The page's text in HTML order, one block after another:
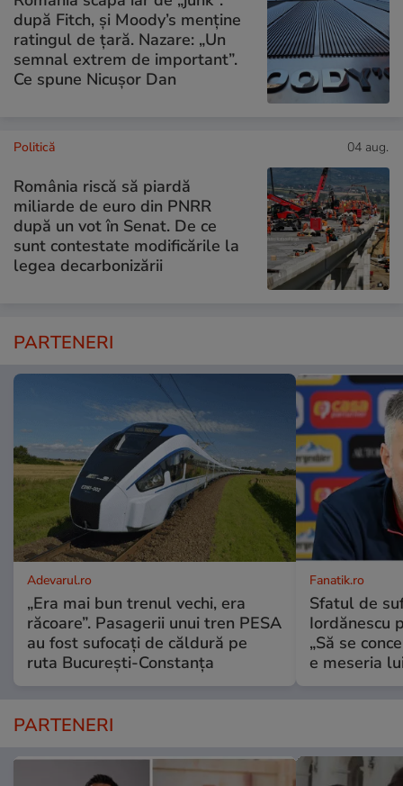
după Fitch, și Moody’s menține
ratingul de țară. Nazare: „Un
semnal extrem de important”.
Ce spune Nicușor Dan
Politică 04 aug.
România riscă să piardă
miliarde de euro din PNRR
după un vot în Senat. De ce
sunt contestate modificările la
legea decarbonizării
PARTENERI
Adevarul.ro
„Era mai bun trenul vechi, era
răcoare”. Pasagerii unui tren PESA
au fost sufocați de căldură pe
ruta București-Constanța
Fanatik.ro
Sfatul de
Iordănescu
„Să se
e meseria
PARTENERI